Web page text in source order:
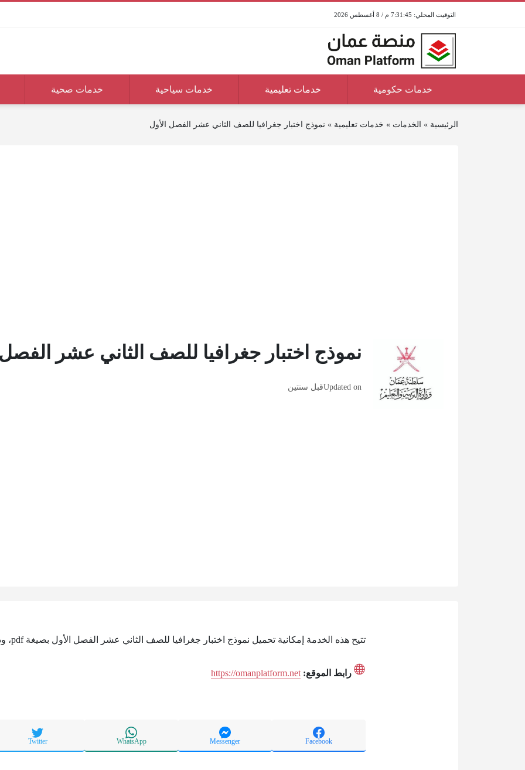
7:31:45 م / 8 أغسطس 2026
خدمات حكومية خدمات تعليمية خدمات سياحية خدمات صحية
الرئيسية » الخدمات » خدمات تعليمية » نموذج اختبار جغرافيا للصف الثاني عشر الفصل الأول
نموذج اختبار جغرافيا للصف الثاني عشر
Updated onقبل سنتين
تتيح هذه الخدمة إمكانية تحميل نموذج اختبار جغرافيا للصف الثاني عشر الفصل الأول بصيغة pdf، وذلك من خلال الرابط التالي:
رابط الموقع: https://omanplatform.net
Facebook
Messenger
WhatsApp
Twitter